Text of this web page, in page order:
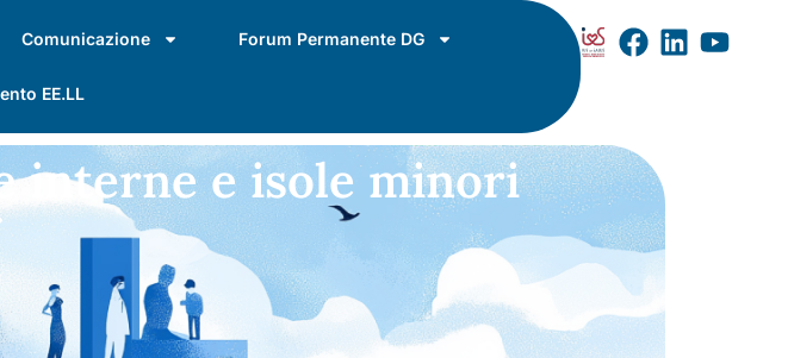
Comunicazione Forum Permanente DG
EE.LL
interne e isole minori